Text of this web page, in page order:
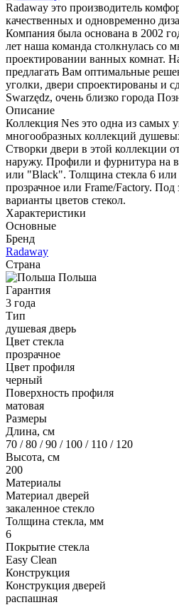
Radaway это производитель
качественных и одновременно
Компания была основана в 2002
лет наша команда столкнулась со
проектировании ванных комнат.
предлагать Вам оптимальные
уголки, двери спроектированы и
Swarzędz, очень близко города
Описание
Коллекция Nes это одна из самых
многообразных коллекций
Створки двери в этой коллекции
наружу. Профили и фурнитура на
или "Black". Толщина стекла 6 или
прозрачное или Frame/Factory. Под
варианты цветов стекол.
Характеристики
Основные
Бренд
Radaway
Страна
Польша
Гарантия
3 года
Тип
душевая дверь
Цвет стекла
прозрачное
Цвет профиля
черный
Поверхность профиля
матовая
Размеры
Длина, см
70 / 80 / 90 / 100 / 110 / 120
Высота, см
200
Материалы
Материал дверей
закаленное стекло
Толщина стекла, мм
6
Покрытие стекла
Easy Clean
Конструкция
Конструкция дверей
распашная